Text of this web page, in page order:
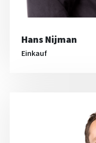
Hans Nijman
Einkauf